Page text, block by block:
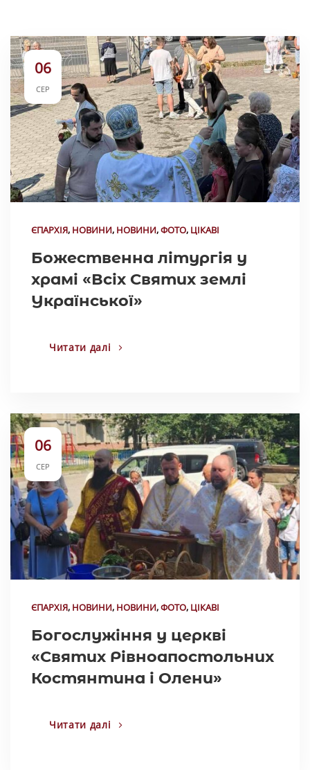
06
СЕР
ЄПАРХІЯ, НОВИНИ, НОВИНИ,ФОТО, ЦІКАВІ
Божественна літургія у
храмі «Всіх Святих землі
Української»
Читати далі
06
СЕР
ЄПАРХІЯ, НОВИНИ, НОВИНИ,ФОТО, ЦІКАВІ
Богослужіння у церкві
«Святих Рівноапостольних
Костянтина і Олени»
Читати далі